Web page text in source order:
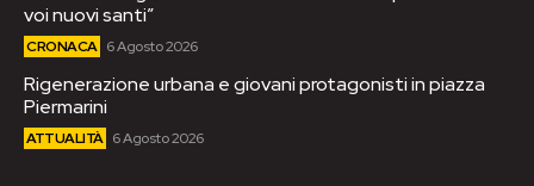
voi nuovi santi”
CRONACA 6 Agosto 2026
Rigenerazione urbana e giovani protagonisti in piazza
Piermarini
ATTUALITÀ 6 Agosto 2026